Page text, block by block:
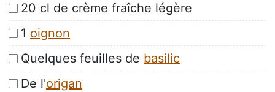
20 cl de crème fraîche légère
1 oignon
Quelques feuilles de basilic
De l'origan